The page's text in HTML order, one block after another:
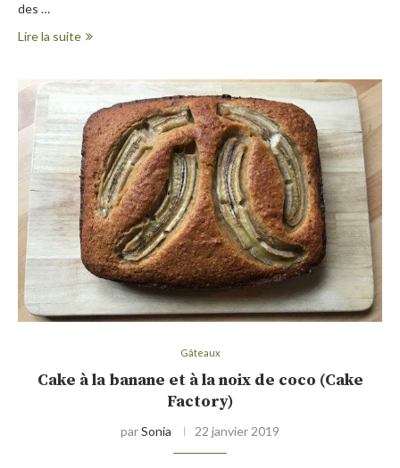
des …
Lire la suite
Gâteaux
Cake à la banane et à la noix de coco (Cake
Factory)
parSonia 22 janvier 2019